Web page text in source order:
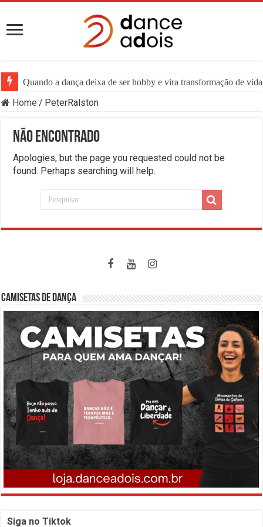
Quando a dança deixa de ser hobby e vira transformação de
Home / PeterRalston
Não encontrado
Apologies, but the page you requested could not be
found. Perhaps searching will help.
CAMISETAS DE DANÇA
Siga no Tiktok